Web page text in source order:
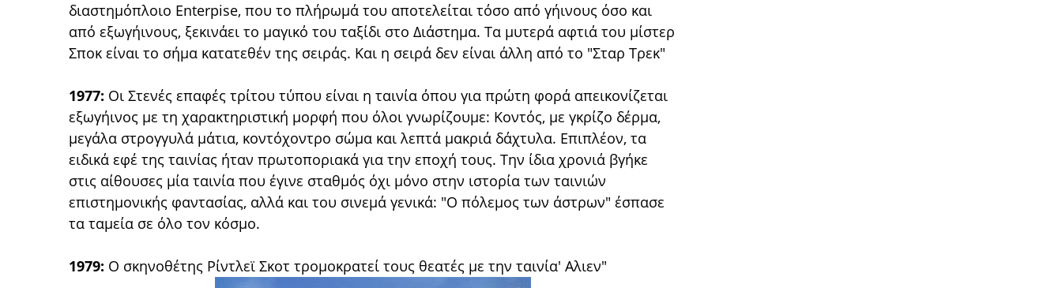
διαστημόπλοιο Enterpise, που το πλήρωμά του αποτελείται τόσο από γήινους όσο και
από εξωγήινους, ξεκινάει το μαγικό του ταξίδι στο Διάστημα. Τα μυτερά αφτιά του μίστερ
Σποκ είναι το σήμα κατατεθέν της σειράς. Και η σειρά δεν είναι άλλη από το "Σταρ Τρεκ"
1977: Οι Στενές επαφές τρίτου τύπου είναι η ταινία όπου για πρώτη φορά απεικονίζεται
εξωγήινος με τη χαρακτηριστική μορφή που όλοι γνωρίζουμε: Κοντός, με γκρίζο δέρμα,
μεγάλα στρογγυλά μάτια, κοντόχοντρο σώμα και λεπτά μακριά δάχτυλα. Επιπλέον, τα
ειδικά εφέ της ταινίας ήταν πρωτοποριακά για την εποχή τους. Την ίδια χρονιά βγήκε
στις αίθουσες μία ταινία που έγινε σταθμός όχι μόνο στην ιστορία των ταινιών
επιστημονικής φαντασίας, αλλά και του σινεμά γενικά: "Ο πόλεμος των άστρων" έσπασε
τα ταμεία σε όλο τον κόσμο.
1979: Ο σκηνοθέτης Ρίντλεϊ Σκοτ τρομοκρατεί τους θεατές με την ταινία' Αλιεν"